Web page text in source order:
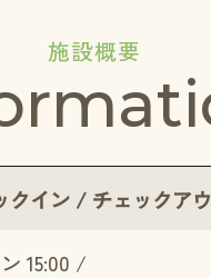
施設概要
クイン / チェックア
15:00 /